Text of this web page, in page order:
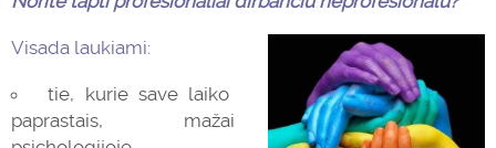
Visada laukiami:
tie, kurie save laiko
paprastais, mažai